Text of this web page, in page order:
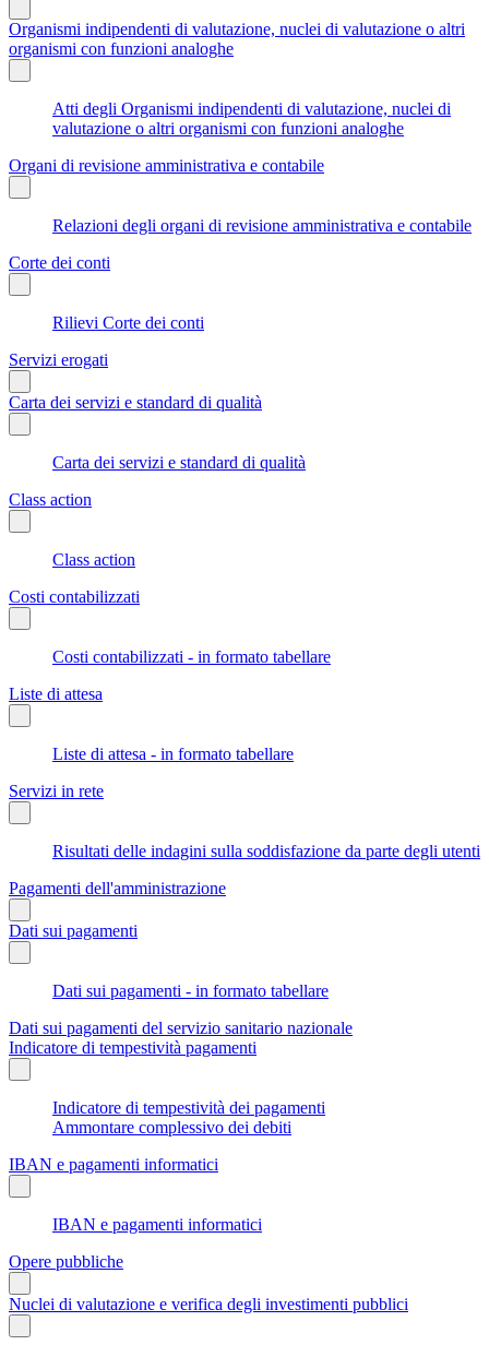
Organismi indipendenti di valutazione, nuclei di valutazione o altri
organismi con funzioni analoghe
Atti degli Organismi indipendenti di valutazione, nuclei di
valutazione o altri organismi con funzioni analoghe
Organi di revisione amministrativa e contabile
Relazioni degli organi di revisione amministrativa e contabile
Corte dei conti
Rilievi Corte dei conti
Servizi erogati
Carta dei servizi e standard di qualità
Carta dei servizi e standard di qualità
Class action
Class action
Costi contabilizzati
Costi contabilizzati - in formato tabellare
Liste di attesa
Liste di attesa - in formato tabellare
Servizi in rete
Risultati delle indagini sulla soddisfazione da parte degli utenti
Pagamenti dell'amministrazione
Dati sui pagamenti
Dati sui pagamenti - in formato tabellare
Dati sui pagamenti del servizio sanitario nazionale
Indicatore di tempestività pagamenti
Indicatore di tempestività dei pagamenti
Ammontare complessivo dei debiti
IBAN e pagamenti informatici
IBAN e pagamenti informatici
Opere pubbliche
Nuclei di valutazione e verifica degli investimenti pubblici